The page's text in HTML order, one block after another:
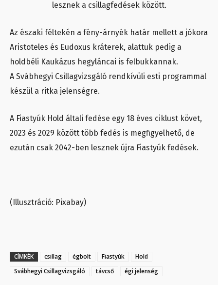
lesznek a csillagfedések között.
Az északi féltekén a fény-árnyék határ mellett a jókora
Aristoteles és Eudoxus kráterek, alattuk pedig a
holdbéli Kaukázus hegyláncai is felbukkannak.
A Svábhegyi Csillagvizsgáló rendkívüli esti programmal
készül a ritka jelenségre.
A Fiastyúk Hold általi fedése egy 18 éves ciklust követ,
2023 és 2029 között több fedés is megfigyelhető, de
ezután csak 2042-ben lesznek újra Fiastyúk fedések.
(Illusztráció: Pixabay)
CÍMKÉK csillag égbolt Fiastyúk
Hold
Svábhegyi Csillagvizsgáló
távcső égi jelenség